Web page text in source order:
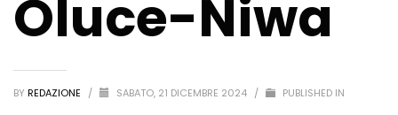
Oluce-Niwa
BY REDAZIONE / SABATO, 21 DICEMBRE 2024 / PUBLISHED IN